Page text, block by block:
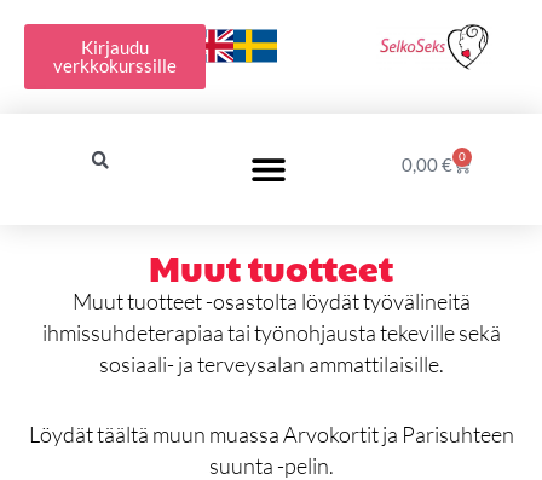
Kirjaudu
verkkokurssille
0,00€ 0
Cart
Muut tuotteet
Muut tuotteet -osastolta löydät työvälineitä
ihmissuhdeterapiaa tai työnohjausta tekeville sekä
sosiaali- ja terveysalan ammattilaisille.
Löydät täältä muun muassa Arvokortit ja Parisuhteen
suunta -pelin.